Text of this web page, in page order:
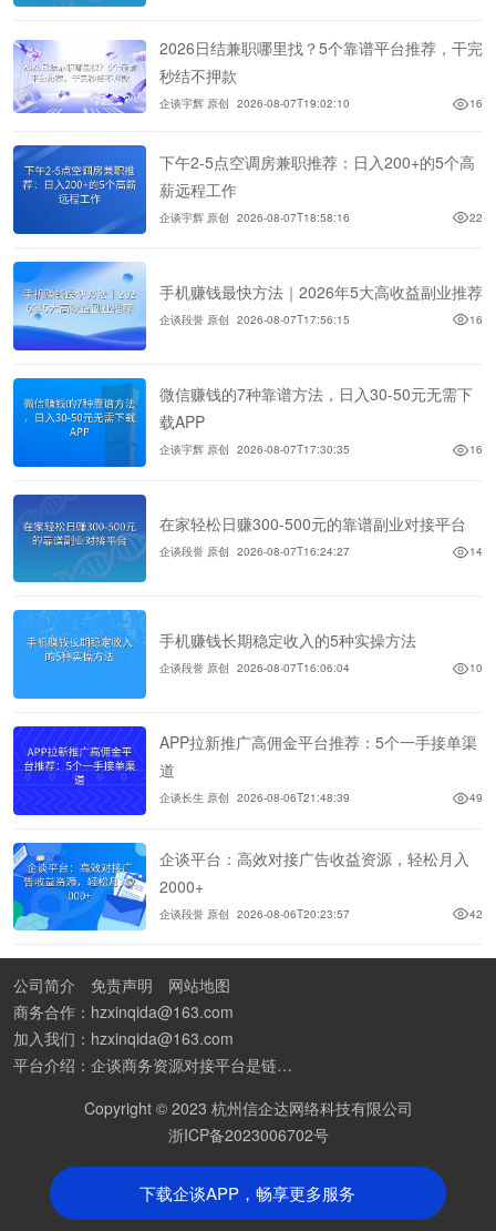
2026日结兼职哪里找？5个靠谱平台推荐，干完
秒结不押款
企谈宇辉 原创 2026-08-07T19:02:10 16
下午2-5点空调房兼职推荐：日入200+的5个高
薪远程工作
企谈宇辉 原创 2026-08-07T18:58:16 22
手机赚钱最快方法｜2026年5大高收益副业推荐
企谈段誉 原创 2026-08-07T17:56:15 16
微信赚钱的7种靠谱方法，日入30-50元无需下
载APP
企谈宇辉 原创 2026-08-07T17:30:35 16
在家轻松日赚300-500元的靠谱副业对接平台
企谈段誉 原创 2026-08-07T16:24:27 14
手机赚钱长期稳定收入的5种实操方法
企谈段誉 原创 2026-08-07T16:06:04 10
APP拉新推广高佣金平台推荐：5个一手接单渠
道
企谈长生 原创 2026-08-06T21:48:39 49
企谈平台：高效对接广告收益资源，轻松月入
2000+
企谈段誉 原创 2026-08-06T20:23:57 42
下载企谈APP，畅享更多服务
公司简介 免责声明
网站地图
商务合作：hzxinqida@163.com
加入我们：hzxinqida@163.com
平台介绍：企谈商务资源对接平台是链接资源人脉与客户的平台,也是地推app接任务平台、地推拉新团队接单平台。平台汇聚100W+商务资源，地推拉新、APP推广、BD异业合作等业务可免费发布。同时全国的地推团队和个人都可在地推接单平台找到赚钱项目和分享交流地推问题。
Copyright © 2023 杭州信企达网络科技有限公司
浙ICP备2023006702号